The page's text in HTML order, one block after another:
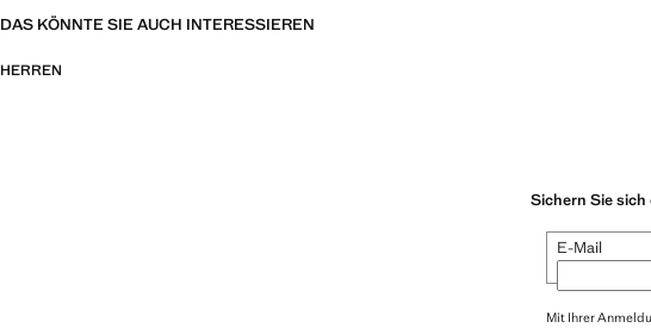
DAS KÖNNTE SIE AUCH INTERESSIEREN
HERREN
Sichern Sie
E-Mail
Mit Ihrer